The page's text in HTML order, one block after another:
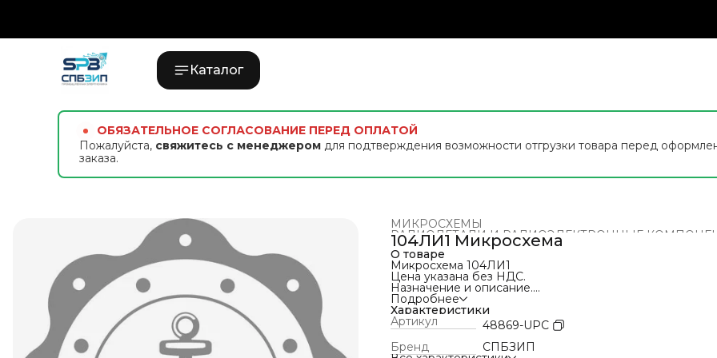
Каталог
ОБЯЗАТЕЛЬНОЕ СОГЛАСОВАНИЕ ПЕРЕД ОПЛАТОЙ
Пожалуйста, свяжитесь с менеджеромдля подтверждения возможности отгрузки товара перед
заказа.
МИКРОСХЕМЫ
РАДИОДЕТАЛИ И РАДИОЭЛЕКТРОННЫЕ
Главная ›
104ЛИ1 Микросхема
О товаре
Микросхема 104ЛИ1
Цена указана без НДС.
Назначение и описание.
Микросхема 104ЛИ1 представляет собой логическая
И.
Предназначена для работы в узлах и блоках аппаратуры
специального назначения.
Выпускается в металлостеклянном корпусе с жесткими
выводами для монтажа на печатную плату.
Подробнее
Характеристики
Артикул
48869-UPC
Бренд
СПБЗИП